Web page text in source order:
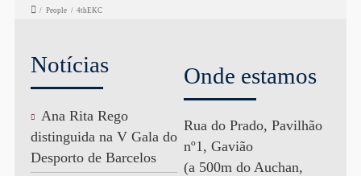
/ People / 4thEKC
Notícias
Ana Rita Rego
distinguida na V Gala do
Desporto de Barcelos
Onde estamos
Rua do Prado, Pavilhão
nº1, Gavião
(a 500m do Auchan,